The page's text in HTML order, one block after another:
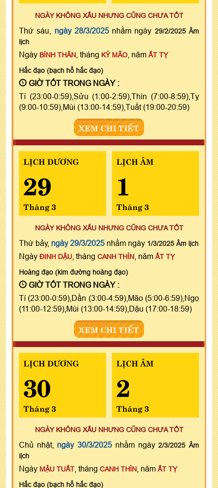
NGÀY KHÔNG XẤU NHƯNG CŨNG CHƯA TỐT
Thứ sáu, ngày 28/3/2025nhằm ngày 29/2/2025 Âm
lịch
Ngày BÍNH THÂN , tháng KỶ MÃO , năm ẤT TỴ
Hắc đạo (bạch hổ hắc đạo)
GIỜ TỐT TRONG NGÀY :
Tí (23:00-0:59),Sửu (1:00-2:59),Thìn (7:00-8:59),Tỵ
(9:00-10:59),Mùi (13:00-14:59),Tuất (19:00-20:59)
XEM CHI TIẾT
LỊCH DƯƠNG
29
Tháng 3
LỊCH ÂM
1
Tháng 3
NGÀY KHÔNG XẤU NHƯNG CŨNG CHƯA TỐT
Thứ bảy, ngày 29/3/2025 nhằm ngày 1/3/2025 Âm lịch
Ngày ĐINH DẬU , tháng CANH THÌN , năm ẤT TỴ
Hoàng đạo (kim đường hoàng đạo)
GIỜ TỐT TRONG NGÀY :
Tí (23:00-0:59),Dần (3:00-4:59),Mão (5:00-6:59),Ngọ
(11:00-12:59),Mùi (13:00-14:59),Dậu (17:00-18:59)
XEM CHI TIẾT
LỊCH DƯƠNG
30
Tháng 3
LỊCH ÂM
2
Tháng 3
NGÀY KHÔNG XẤU NHƯNG CŨNG CHƯA TỐT
Chủ nhật, ngày 30/3/2025 nhằm ngày2/3/2025 Âm
lịch
Ngày MẬU TUẤT , tháng CANH THÌN , năm ẤT TỴ
Hắc đạo (bạch hổ hắc đạo)